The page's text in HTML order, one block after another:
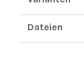
Dateien